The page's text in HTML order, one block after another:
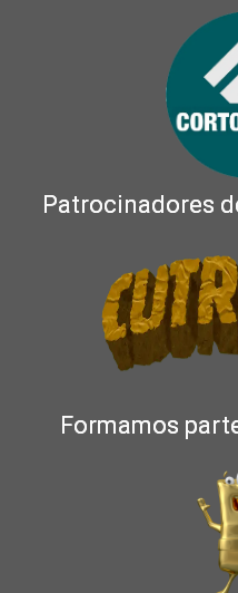
Patrocinadores
Formamos